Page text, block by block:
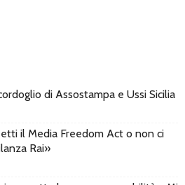
di Assostampa e Ussi Sicilia
il Media Freedom Act o non ci
Rai»